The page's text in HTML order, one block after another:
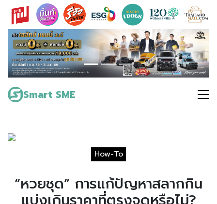
Skip
content
Smart SME
Search
for:
How-To
“หวยชุด” การแก้ปัญหาสลากกิน